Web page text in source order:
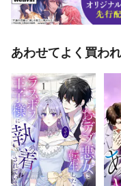
あわせてよく買わ